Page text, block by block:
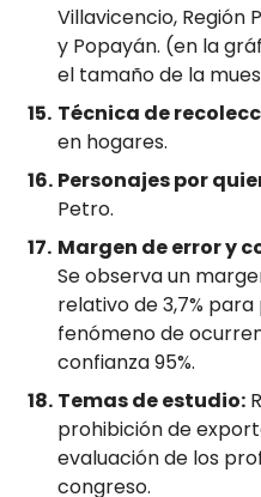
Villavicencio, Región
y Popayán. (en la
el tamaño de la
Técnica de
en hogares.
Personajes por
Petro.
Margen de error y
Se observa un
relativo de 3,7%
fenómeno de
confianza 95%.
Temas de estudio:
prohibición de
evaluación de los
congreso.